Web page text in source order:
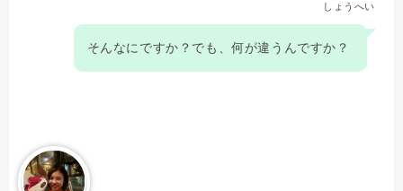
しょうへい
そんなにですか？でも、何が違うんですか？